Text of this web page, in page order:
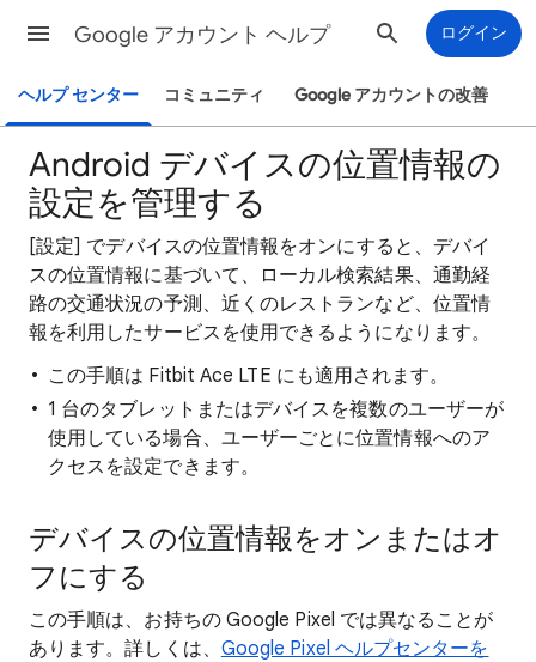
Google アカウント ヘルプ ログイン
ヘルプ センター コミュニティ Google アカウントの改善
Android デバイスの位置情報の
設定を管理する
[設定] でデバイスの位置情報をオンにすると、デバイ
スの位置情報に基づいて、ローカル検索結果、通勤経
路の交通状況の予測、近くのレストランなど、位置情
報を利用したサービスを使用できるようになります。
この手順は Fitbit Ace LTE にも適用されます。
1 台のタブレットまたはデバイスを複数のユーザーが
使用している場合、ユーザーごとに位置情報へのア
クセスを設定できます。
デバイスの位置情報をオンまたはオ
フにする
この手順は、お持ちの Google Pixel では異なることが
あります。詳しくは、 Google Pixel ヘルプセンターを